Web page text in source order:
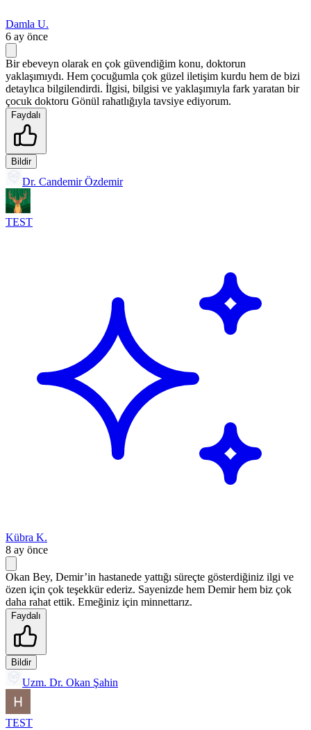
Damla U.
6 ay önce
Bir ebeveyn olarak en çok güvendiğim konu, doktorun
yaklaşımıydı. Hem çocuğumla çok güzel iletişim kurdu hem de bizi
detaylıca bilgilendirdi. İlgisi, bilgisi ve yaklaşımıyla fark yaratan bir
çocuk doktoru Gönül rahatlığıyla tavsiye ediyorum.
Faydalı
Bildir
Dr. Candemir Özdemir
TEST
Kübra K.
8 ay önce
Okan Bey, Demir’in hastanede yattığı süreçte gösterdiğiniz ilgi ve
özen için çok teşekkür ederiz. Sayenizde hem Demir hem biz çok
daha rahat ettik. Emeğiniz için minnettarız.
Faydalı
Bildir
Uzm. Dr. Okan Şahin
TEST